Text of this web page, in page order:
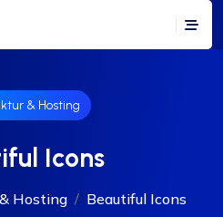
& Hosting
Icons
Hosting Beautiful Icons